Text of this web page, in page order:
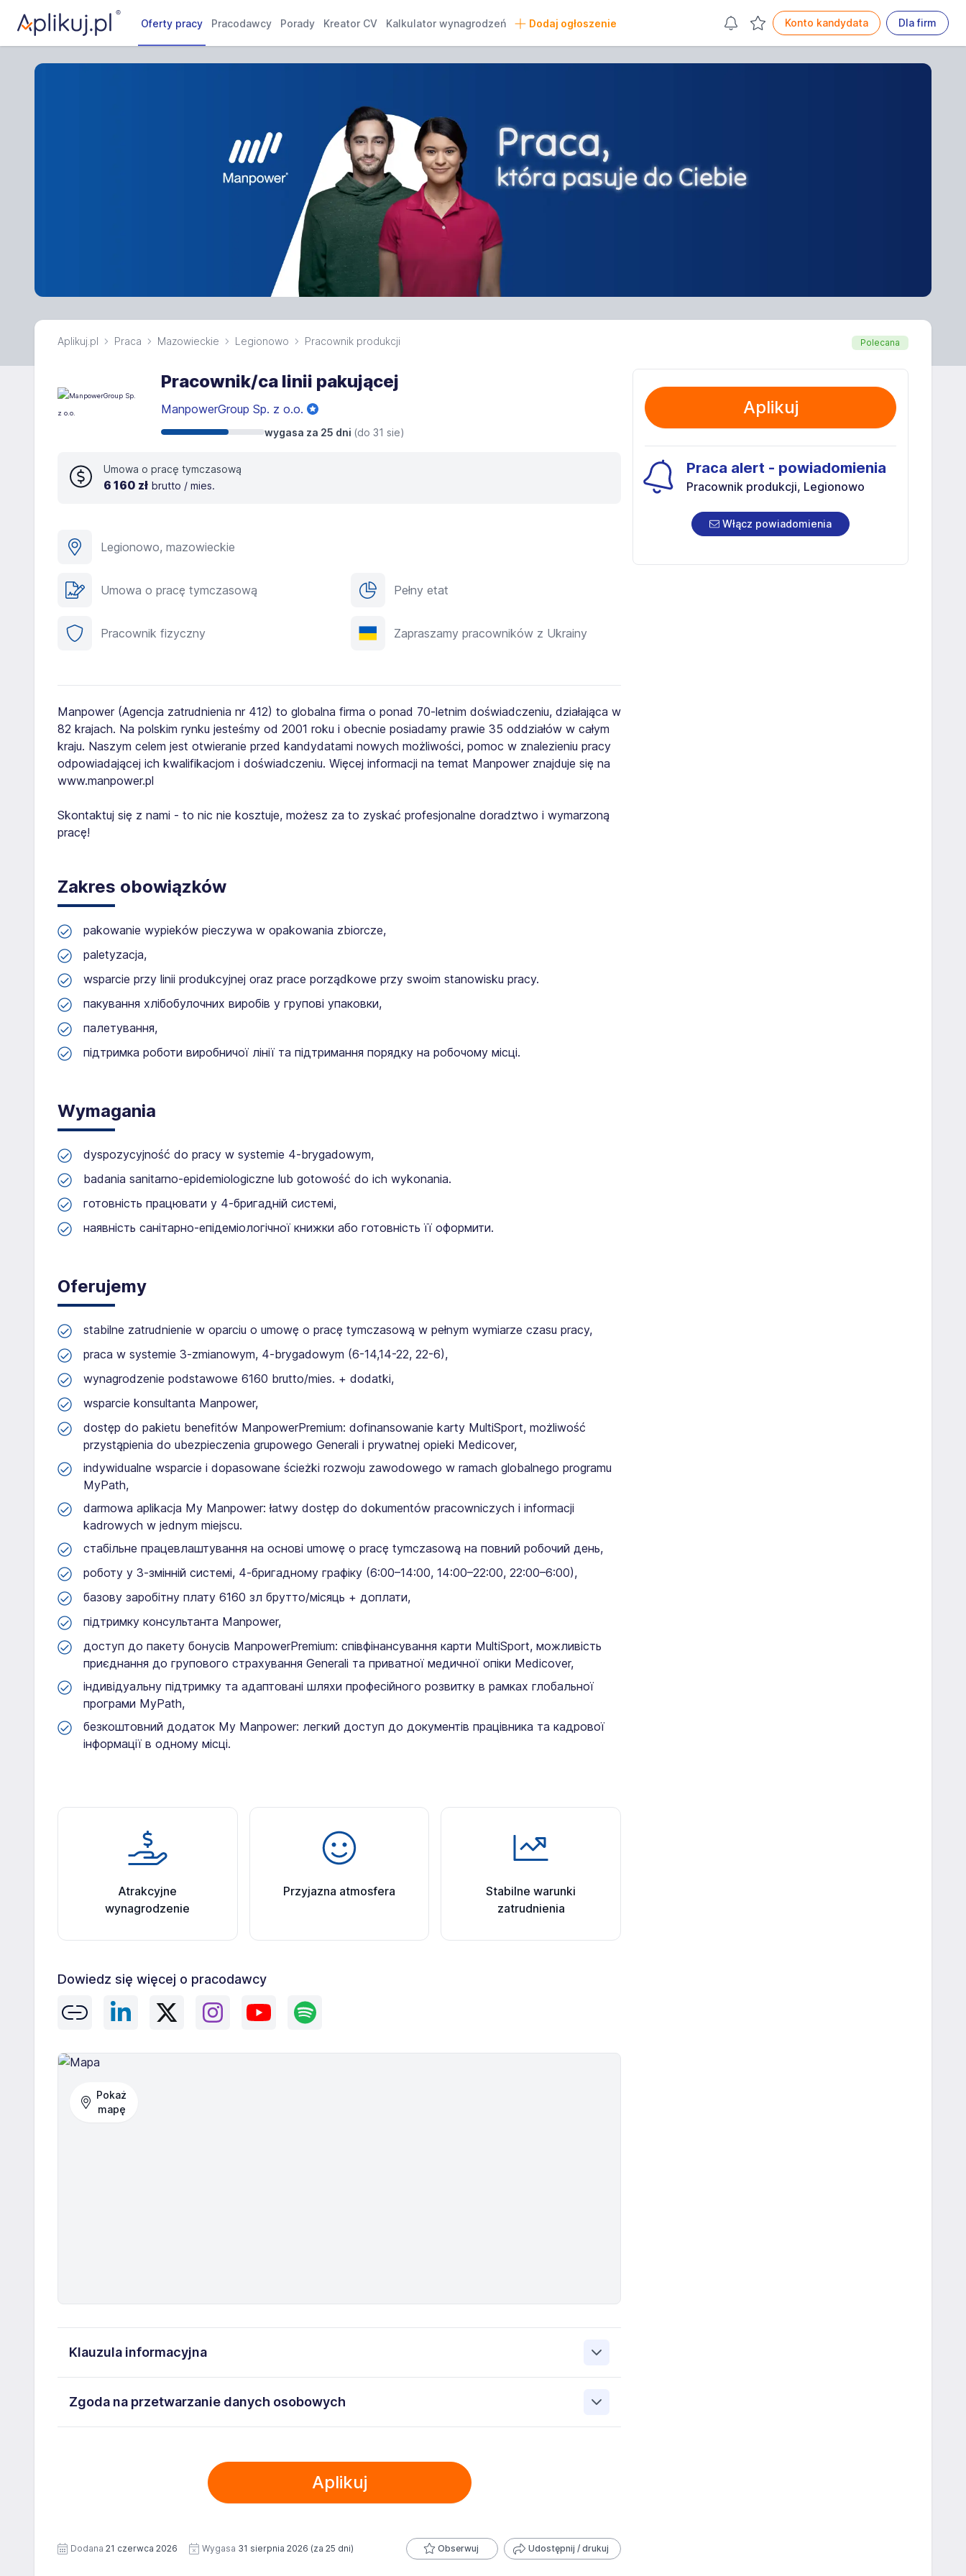
Oferty pracy Pracodawcy Porady Kreator CV Kalkulator wynagrodzeń Dodaj ogłoszenie Konto kandydata Dla firm
Aplikuj.pl Praca Mazowieckie Legionowo Pracownik produkcji Polecana
Pracownik/ca linii pakującej
ManpowerGroup Sp. z o.o.
wygasa za 25 dni (do 31 sie)
Umowa o pracę tymczasową
6 160 zł brutto / mies.
Legionowo, mazowieckie
Umowa o pracę tymczasową Pełny etat
Pracownik fizyczny Zapraszamy pracowników z Ukrainy
Manpower (Agencja zatrudnienia nr 412) to globalna firma o ponad 70-letnim doświadczeniu, działająca w
82 krajach. Na polskim rynku jesteśmy od 2001 roku i obecnie posiadamy prawie 35 oddziałów w całym
kraju. Naszym celem jest otwieranie przed kandydatami nowych możliwości, pomoc w znalezieniu pracy
odpowiadającej ich kwalifikacjom i doświadczeniu. Więcej informacji na temat Manpower znajduje się na
www.manpower.pl
Skontaktuj się z nami - to nic nie kosztuje, możesz za to zyskać profesjonalne doradztwo i wymarzoną
pracę!
Zakres obowiązków
pakowanie wypieków pieczywa w opakowania zbiorcze,
paletyzacja,
wsparcie przy linii produkcyjnej oraz prace porządkowe przy swoim stanowisku pracy.
пакування хлібобулочних виробів у групові упаковки,
палетування,
підтримка роботи виробничої лінії та підтримання порядку на робочому місці.
Wymagania
dyspozycyjność do pracy w systemie 4-brygadowym,
badania sanitarno-epidemiologiczne lub gotowość do ich wykonania.
готовність працювати у 4-бригадній системі,
наявність санітарно-епідеміологічної книжки або готовність її оформити.
Oferujemy
stabilne zatrudnienie w oparciu o umowę o pracę tymczasową w pełnym wymiarze czasu pracy,
praca w systemie 3-zmianowym, 4-brygadowym (6-14,14-22, 22-6),
wynagrodzenie podstawowe 6160 brutto/mies. + dodatki,
wsparcie konsultanta Manpower,
dostęp do pakietu benefitów ManpowerPremium: dofinansowanie karty MultiSport, możliwość
przystąpienia do ubezpieczenia grupowego Generali i prywatnej opieki Medicover,
indywidualne wsparcie i dopasowane ścieżki rozwoju zawodowego w ramach globalnego programu
MyPath,
darmowa aplikacja My Manpower: łatwy dostęp do dokumentów pracowniczych i informacji
kadrowych w jednym miejscu.
стабільне працевлаштування на основі umowę o pracę tymczasową на повний робочий день,
роботу у 3-змінній системі, 4-бригадному графіку (6:00–14:00, 14:00–22:00, 22:00–6:00),
базову заробітну плату 6160 зл брутто/місяць + доплати,
підтримку консультанта Manpower,
доступ до пакету бонусів ManpowerPremium: співфінансування карти MultiSport, можливість
приєднання до групового страхування Generali та приватної медичної опіки Medicover,
індивідуальну підтримку та адаптовані шляхи професійного розвитку в рамках глобальної
програми MyPath,
безкоштовний додаток My Manpower: легкий доступ до документів працівника та кадрової
інформації в одному місці.
Atrakcyjne
wynagrodzenie
Przyjazna atmosfera
Stabilne warunki
zatrudnienia
Dowiedz się więcej o pracodawcy
Pokaż
mapę
Klauzula informacyjna
5262493733. Moje dane osobowe przetwarzane są w celu rekrutacji przez Administratora. Wiem, że przysługują
przenoszenia danych. Więcej informacji na temat przetwarzania danych osobowych, znajduje się w Polityce
Zgoda na przetwarzanie danych osobowych
Warszawa ul. Prosta 68, NIP: 5262493733 zawartych w załączonych dokumentach aplikacyjnych (w tym
wizerunku), na potrzeby bieżącej rekrutacji. Zgoda jest dobrowolna i może być w każdym czasie wycofana.
Dodatkowo wyrażam zgodę na przetwarzanie moich danych osobowych zawartych w załączonych
Zgoda jest dobrowolna i może być w każdym czasie wycofana.
Aplikuj
Dodana 21 czerwca 2026 Wygasa 31 sierpnia 2026 (za 25 dni) Obserwuj Udostępnij / drukuj
Aplikuj
Praca alert - powiadomienia
Pracownik produkcji, Legionowo
Włącz powiadomienia